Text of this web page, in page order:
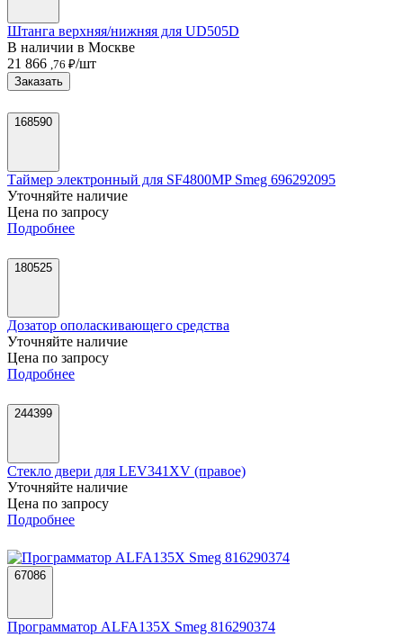
Штанга верхняя/нижняя для UD505D
В наличии в Москве
21 866 ,76 ₽/шт
Заказать
168590
Таймер электронный для SF4800MP Smeg 696292095
Уточняйте наличие
Цена по запросу
Подробнее
180525
Дозатор ополаскивающего средства
Уточняйте наличие
Цена по запросу
Подробнее
244399
Стекло двери для LEV341XV (правое)
Уточняйте наличие
Цена по запросу
Подробнее
67086
Программатор ALFA135X Smeg 816290374